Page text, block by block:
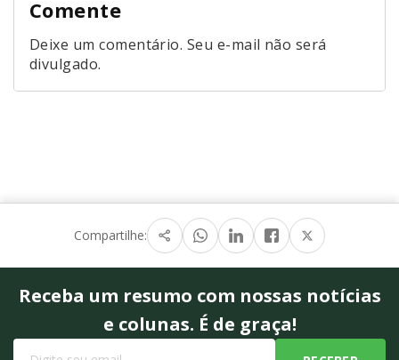
Comente
Deixe um comentário. Seu e-mail não será
divulgado.
Compartilhe:
Receba um resumo com nossas notícias
e colunas. É de graça!